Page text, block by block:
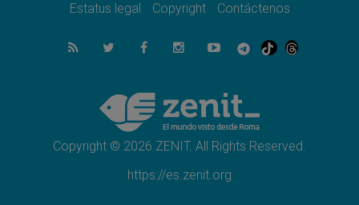
del Buen Consejo de Genazzano
Filipinas: el Vicariato Apostólico de Calapán
se convierte en diócesis
Honduras: Los desplazados invisibles de una
crisis olvidada
Estatus legal
Copyright Contáctenos
Copyright © 2026 ZENIT. All Rights Reserved.
https://es.zenit.org